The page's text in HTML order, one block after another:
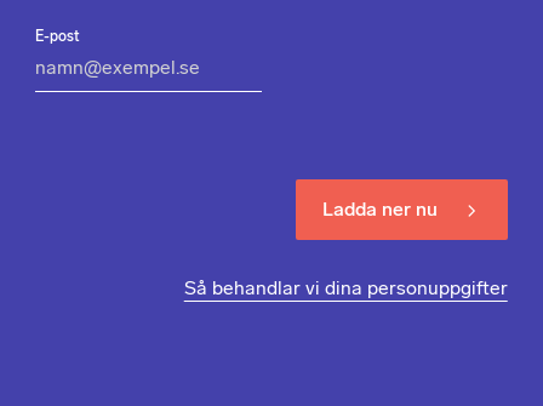
E-post
Ladda ner nu
Så behandlar vi dina personuppgifter